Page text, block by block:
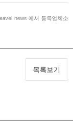
news 에서 등록업체소
목록보기